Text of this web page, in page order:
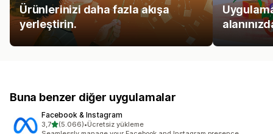
Ürünlerinizi daha fazla akışa
yerleştirin.
Buna benzer diğer uygulamalar
Facebook & Instagram
3,75 yıldız üzerinden
(5.066)
toplam 5066 değerlendirme
•Ücretsiz yükleme